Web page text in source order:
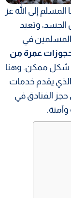
إلى الله عز
وتعيد
المسلمين في
عمرة من
شكل ممكن. وهنا
الذي يقدم خدمات
حجز الفنادق في
وآمنة.